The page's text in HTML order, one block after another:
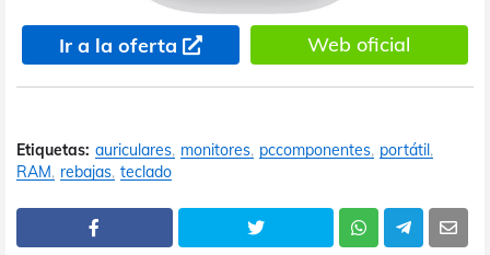
Ir a la oferta Web oficial
Etiquetas: auriculares monitores pccomponentes portátil
RAM rebajas teclado